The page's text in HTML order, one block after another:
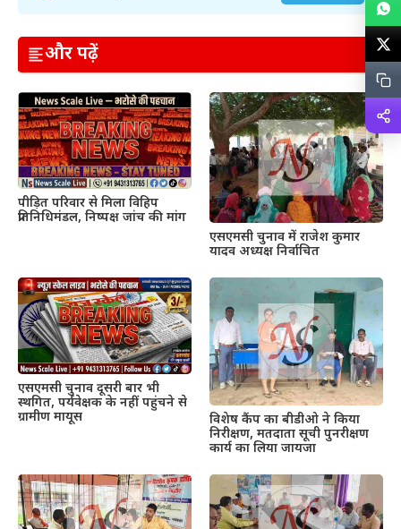
और पढ़ें
पीड़ित परिवार से मिला विहिप
प्रतिनिधिमंडल, निष्पक्ष जांच की मांग
एसएमसी चुनाव में राजेश कुमार
यादव अध्यक्ष निर्वाचित
एसएमसी चुनाव दूसरी बार भी
स्थगित, पर्यवेक्षक के नहीं पहुंचने से
ग्रामीण मायूस
विशेष कैंप का बीडीओ ने किया
निरीक्षण, मतदाता सूची पुनरीक्षण
कार्य का लिया जायजा